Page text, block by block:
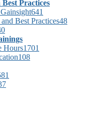
Practices
641
Best Practices48
Hours1701
108